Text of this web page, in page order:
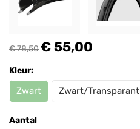
€ 78,50€ 55,00
Kleur:
Zwart Zwart/Transparant
Aantal